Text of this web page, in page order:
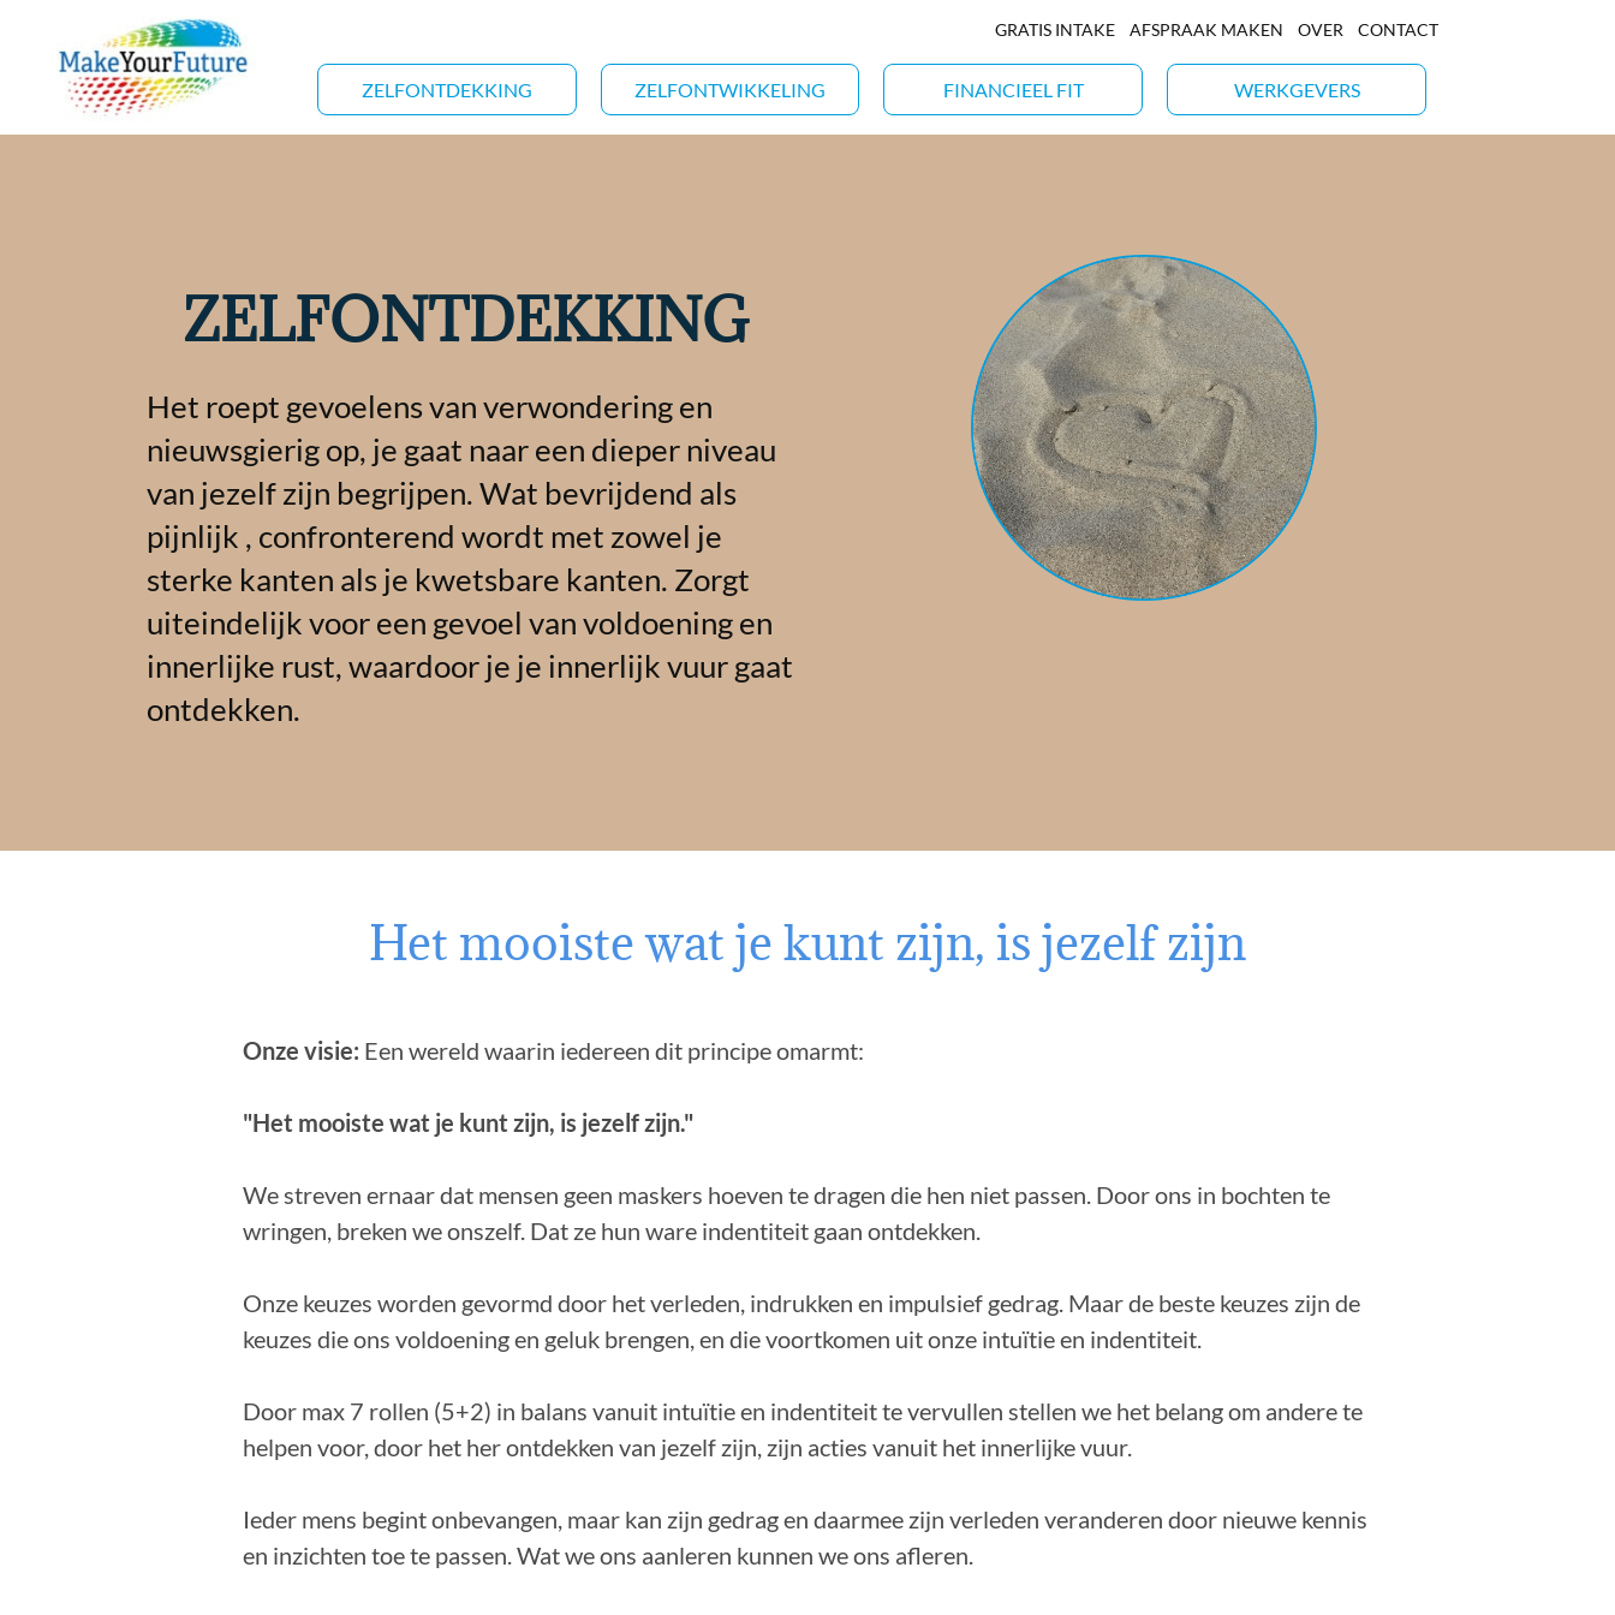
GRATIS INTAKE AFSPRAAK MAKEN OVER CONTACT
ZELFONTDEKKING ZELFONTWIKKELING FINANCIEEL FIT WERKGEVERS
ZELFONTDEKKING
Het roept gevoelens van verwondering en
nieuwsgierig op, je gaat naar een dieper niveau
van jezelf zijn begrijpen. Wat bevrijdend als
pijnlijk , confronterend wordt met zowel je
sterke kanten als je kwetsbare kanten. Zorgt
uiteindelijk voor een gevoel van voldoening en
innerlijke rust, waardoor je je innerlijk vuur gaat
ontdekken.
Het mooiste wat je kunt zijn, is jezelf zijn
Onze visie: Een wereld waarin iedereen dit principe omarmt:
"Het mooiste wat je kunt zijn, is jezelf zijn."
We streven ernaar dat mensen geen maskers hoeven te dragen die hen niet passen. Door ons in bochten te
wringen, breken we onszelf. Dat ze hun ware indentiteit gaan ontdekken.
Onze keuzes worden gevormd door het verleden, indrukken en impulsief gedrag. Maar de beste keuzes zijn de
keuzes die ons voldoening en geluk brengen, en die voortkomen uit onze intuïtie en indentiteit.
Door max 7 rollen (5+2) in balans vanuit intuïtie en indentiteit te vervullen stellen we het belang om andere te
helpen voor, door het her ontdekken van jezelf zijn, zijn acties vanuit het innerlijke vuur.
Ieder mens begint onbevangen, maar kan zijn gedrag en daarmee zijn verleden veranderen door nieuwe kennis
en inzichten toe te passen. Wat we ons aanleren kunnen we ons afleren.